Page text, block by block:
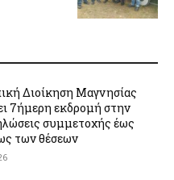
Διοίκηση Μαγνησίας
7ήμερη εκδρομή στην
συμμετοχής έως
των θέσεων